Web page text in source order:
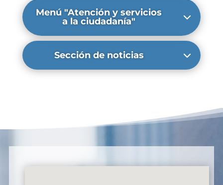
Menú "Atención y servicios
a la ciudadanía"
Sección de noticias